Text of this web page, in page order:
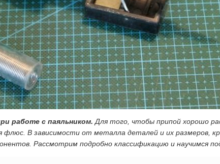
работе с паяльником. Для того, чтобы припой хорошо
В зависимости от металла деталей и их размеров,
Рассмотрим подробно классификацию и научимся